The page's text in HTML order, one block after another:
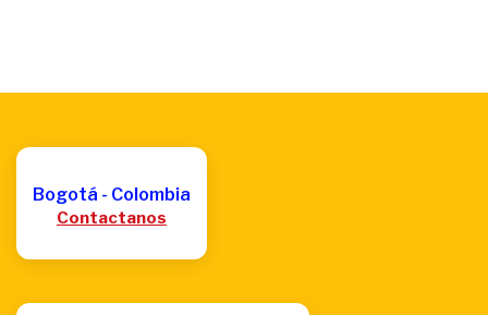
Bogotá - Colombia
Contactanos